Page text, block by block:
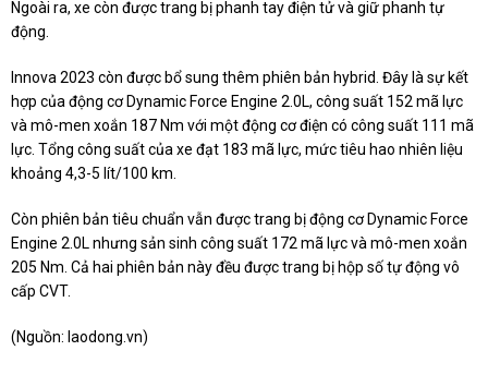
Ngoài ra, xe còn được trang bị phanh tay điện tử và giữ phanh tự
động.
Innova 2023 còn được bổ sung thêm phiên bản hybrid. Đây là sự kết
hợp của động cơ Dynamic Force Engine 2.0L, công suất 152 mã lực
và mô-men xoắn 187 Nm với một động cơ điện có công suất 111 mã
lực. Tổng công suất của xe đạt 183 mã lực, mức tiêu hao nhiên liệu
khoảng 4,3-5 lít/100 km.
Còn phiên bản tiêu chuẩn vẫn được trang bị động cơ Dynamic Force
Engine 2.0L nhưng sản sinh công suất 172 mã lực và mô-men xoắn
205 Nm. Cả hai phiên bản này đều được trang bị hộp số tự động vô
cấp CVT.
(Nguồn: laodong.vn)